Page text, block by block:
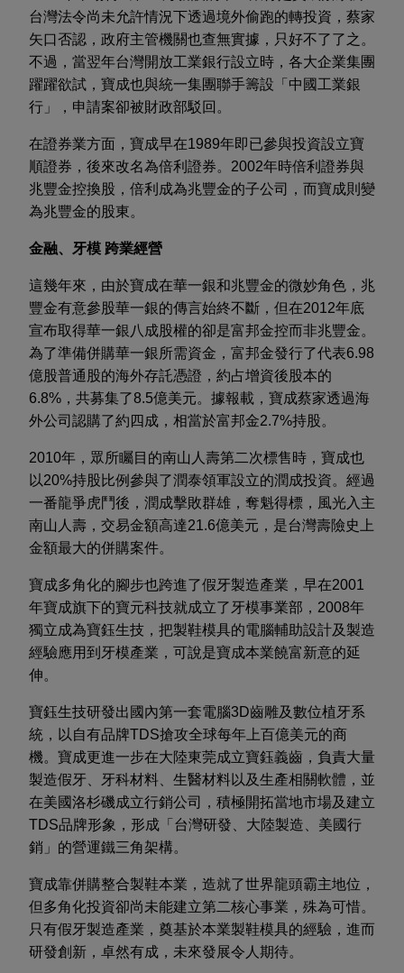
台灣法令尚未允許情況下透過境外偷跑的轉投資，蔡家
矢口否認，政府主管機關也查無實據，只好不了了之。
不過，當翌年台灣開放工業銀行設立時，各大企業集團
躍躍欲試，寶成也與統一集團聯手籌設「中國工業銀
行」，申請案卻被財政部駁回。
在證券業方面，寶成早在1989年即已參與投資設立寶
順證券，後來改名為倍利證券。2002年時倍利證券與
兆豐金控換股，倍利成為兆豐金的子公司，而寶成則變
為兆豐金的股東。
金融、牙模 跨業經營
這幾年來，由於寶成在華一銀和兆豐金的微妙角色，兆
豐金有意參股華一銀的傳言始終不斷，但在2012年底
宣布取得華一銀八成股權的卻是富邦金控而非兆豐金。
為了準備併購華一銀所需資金，富邦金發行了代表6.98
億股普通股的海外存託憑證，約占增資後股本的
6.8%，共募集了8.5億美元。據報載，寶成蔡家透過海
外公司認購了約四成，相當於富邦金2.7%持股。
2010年，眾所矚目的南山人壽第二次標售時，寶成也
以20%持股比例參與了潤泰領軍設立的潤成投資。經過
一番龍爭虎鬥後，潤成擊敗群雄，奪魁得標，風光入主
南山人壽，交易金額高達21.6億美元，是台灣壽險史上
金額最大的併購案件。
寶成多角化的腳步也跨進了假牙製造產業，早在2001
年寶成旗下的寶元科技就成立了牙模事業部，2008年
獨立成為寶鈺生技，把製鞋模具的電腦輔助設計及製造
經驗應用到牙模產業，可說是寶成本業饒富新意的延
伸。
寶鈺生技研發出國內第一套電腦3D齒雕及數位植牙系
統，以自有品牌TDS搶攻全球每年上百億美元的商
機。寶成更進一步在大陸東莞成立寶鈺義齒，負責大量
製造假牙、牙科材料、生醫材料以及生產相關軟體，並
在美國洛杉磯成立行銷公司，積極開拓當地市場及建立
TDS品牌形象，形成「台灣研發、大陸製造、美國行
銷」的營運鐵三角架構。
寶成靠併購整合製鞋本業，造就了世界龍頭霸主地位，
但多角化投資卻尚未能建立第二核心事業，殊為可惜。
只有假牙製造產業，奠基於本業製鞋模具的經驗，進而
研發創新，卓然有成，未來發展令人期待。